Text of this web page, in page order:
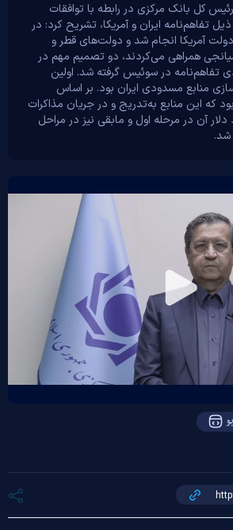
کل بانک مرکزی در رابطه با توافقات
تفاهم‌نامه ایران و آمریکا، تشریح کرد: در
آمریکا انجام شد و دولت‌های قطر و
همراهی می‌کردند، دو تصمیم مهم در
تفاهم‌نامه در سوئیس گرفته شد. اولین
منابع مسدودی ایران بود. بر اساس
که این منابع به‌تدریج و در جریان مذاکرات
که ۱۲ میلیارد دلار آن در مرحله اول و مابقی نیز در مراحل
شد.
Play